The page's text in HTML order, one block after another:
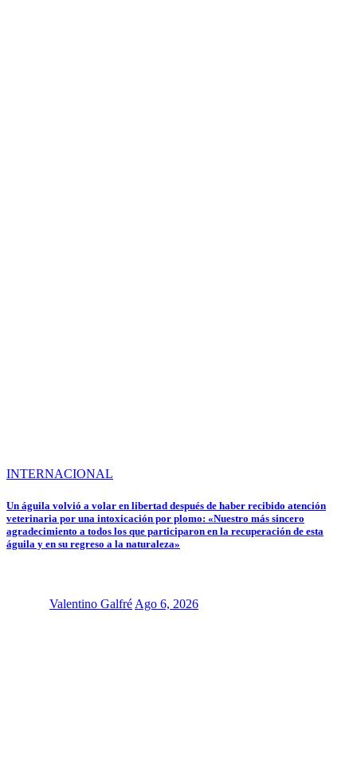
INTERNACIONAL
Un águila volvió a volar en libertad después de haber recibido atención
veterinaria por una intoxicación por plomo: «Nuestro más sincero
agradecimiento a todos los que participaron en la recuperación de esta
águila y en su regreso a la naturaleza»
Valentino Galfré Ago 6, 2026